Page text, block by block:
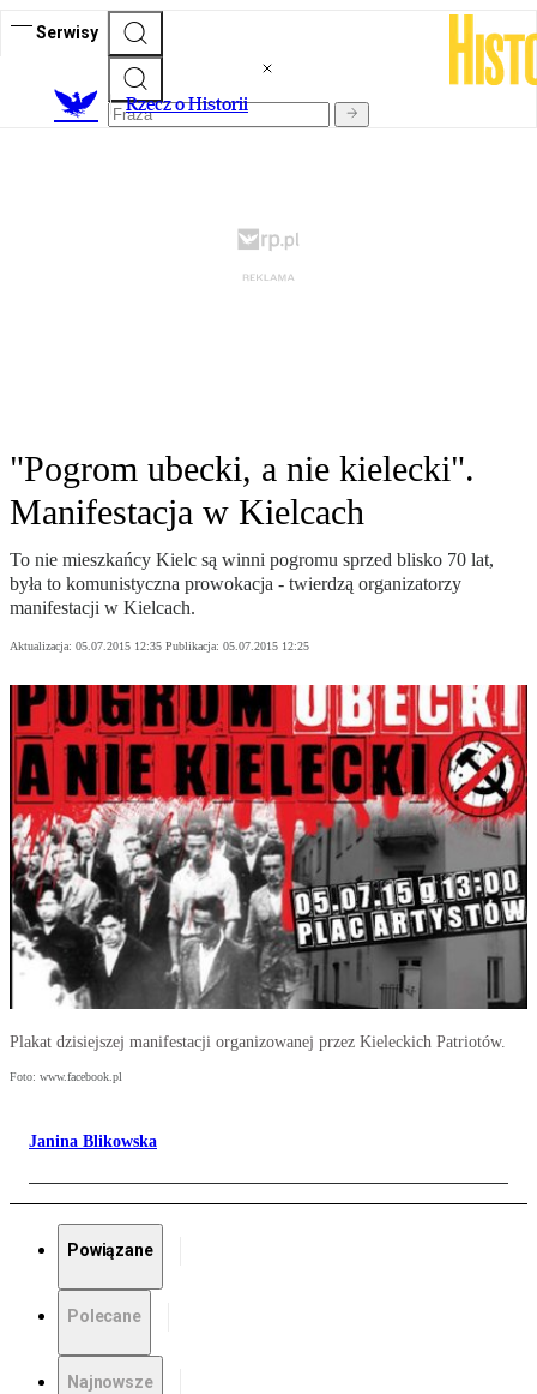
Serwisy
Rzecz o Historii
"Pogrom ubecki, a nie kielecki".
Manifestacja w Kielcach
To nie mieszkańcy Kielc są winni pogromu sprzed blisko 70 lat,
była to komunistyczna prowokacja - twierdzą organizatorzy
manifestacji w Kielcach.
Aktualizacja: 05.07.2015 12:35 Publikacja: 05.07.2015 12:25
Plakat dzisiejszej manifestacji organizowanej przez Kieleckich Patriotów.
Foto: www.facebook.pl
Janina Blikowska
Powiązane
Polecane
Najnowsze